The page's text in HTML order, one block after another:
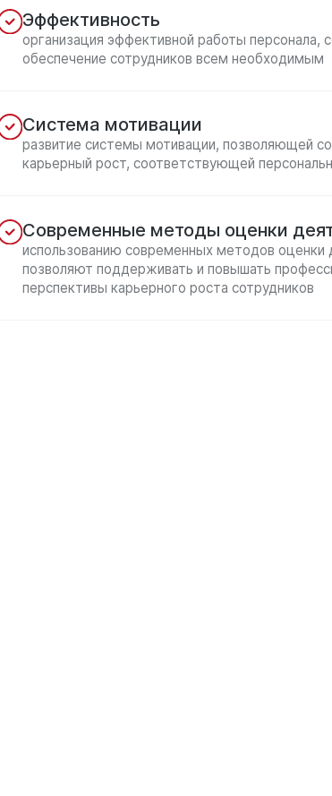
Эффективность
организация эффективной работы персонала,
обеспечение сотрудников всем необходимым
Система мотивации
развитие системы мотивации, позволяющей
карьерный рост, соответствующей
Современные методы оценки
использованию современных методов оценки
позволяют поддерживать и повышать
перспективы карьерного роста сотрудников